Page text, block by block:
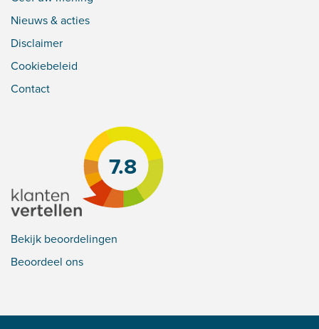
Nieuws & acties
Disclaimer
Cookiebeleid
Contact
7.8
Bekijk beoordelingen
Beoordeel ons